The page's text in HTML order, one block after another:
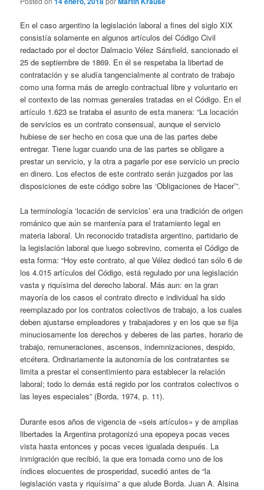
En el caso argentino la legislación laboral a fines del siglo XIX
consistía solamente en algunos artículos del Código Civil
redactado por el doctor Dalmacio Vélez Sársfield, sancionado el
25 de septiembre de 1869. En él se respetaba la libertad de
contratación y se aludía tangencialmente al contrato de trabajo
como una forma más de arreglo contractual libre y voluntario en
el contexto de las normas generales tratadas en el Código. En el
artículo 1.623 se trataba el asunto de esta manera: “La locación
de servicios es un contrato consensual, aunque el servicio
hubiese de ser hecho en cosa que una de las partes debe
entregar. Tiene lugar cuando una de las partes se obligare a
prestar un servicio, y la otra a pagarle por ese servicio un precio
en dinero. Los efectos de este contrato serán juzgados por las
disposiciones de este código sobre las ‘Obligaciones de Hacer’”.
La terminología ‘locación de servicios’ era una tradición de origen
románico que aún se mantenía para el tratamiento legal en
materia laboral. Un reconocido tratadista argentino, partidario de
la legislación laboral que luego sobrevino, comenta el Código de
esta forma: “Hoy este contrato, al que Vélez dedicó tan sólo 6 de
los 4.015 artículos del Código, está regulado por una legislación
vasta y riquísima del derecho laboral. Más aun: en la gran
mayoría de los casos el contrato directo e individual ha sido
reemplazado por los contratos colectivos de trabajo, a los cuales
deben ajustarse empleadores y trabajadores y en los que se fija
minuciosamente los derechos y deberes de las partes, horario de
trabajo, remuneraciones, ascensos, indemnizaciones, despido,
etcétera. Ordinariamente la autonomía de los contratantes se
limita a prestar el consentimiento para establecer la relación
laboral; todo lo demás está regido por los contratos colectivos o
las leyes especiales” (Borda, 1974, p. 11).
Durante esos años de vigencia de «seis artículos» y de amplias
libertades la Argentina protagonizó una epopeya pocas veces
vista hasta entonces y pocas veces igualada después. La
inmigración que recibió, la que era tomada como uno de los
índices elocuentes de prosperidad, sucedió antes de “la
legislación vasta y riquísima” a que alude Borda. Juan A. Alsina